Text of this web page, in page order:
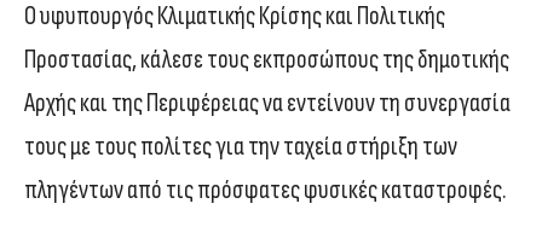
Ο υφυπουργός Κλιματικής Κρίσης και Πολιτικής
Προστασίας, κάλεσε τους εκπροσώπους της δημοτικής
Αρχής και της Περιφέρειας να εντείνουν τη συνεργασία
τους με τους πολίτες για την ταχεία στήριξη των
πληγέντων από τις πρόσφατες φυσικές καταστροφές.